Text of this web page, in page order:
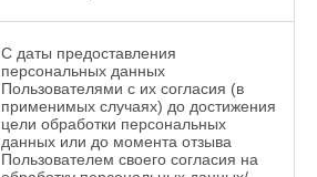
С даты предоставления
персональных данных
Пользователями с их согласия (в
применимых случаях) до достижения
цели обработки персональных
данных или до момента отзыва
Пользователем своего согласия на